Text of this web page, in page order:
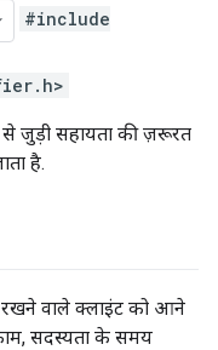
#include
जुड़ी सहायता की ज़रूरत
है.
रखने वाले क्लाइंट को आने
सदस्यता के समय